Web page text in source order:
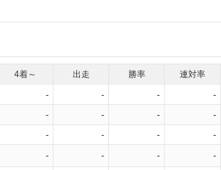
4着～ 出走 勝率 連対率
- - -
-
- - -
-
- - -
-
- - - -